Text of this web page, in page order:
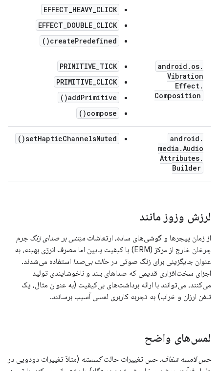
EFFECT_HEAVY_CLICK
EFFECT_DOUBLE_CLICK
createPredefined()
android . os.
Vibration
Effect.
Composition
PRIMITIVE_TICK
PRIMITIVE_CLICK
addPrimitive()
compose()
android .
media .Audio
Attributes.
Builder
setHapticChannelsMuted()
لرزش وزوز مانند
از زمان پیجرها و گوشی‌های ساده، ارتعاشات مبتنی بر صدای زنگ جرم
چرخان خارج از مرکز (ERM) با کیفیت پایین اما مصرف انرژی بهینه، به
عنوان جایگزینی برای زنگ صوتی در حالت بی‌صدا استفاده می‌شدند.
اجزای سخت‌افزاری قدیمی که صداهای بلند و ناخوشایندی تولید
می‌کنند، می‌توانند با ارائه برداشت‌های بی‌کیفیت (به عنوان مثال، یک
تلفن ارزان و خراب) به تجربه کاربری لمسی آسیب برسانند.
لمس‌های واضح
حس لامسه شفاف، حس تغییرات حالتگسسته (مثلاً تغییرات دودویی در